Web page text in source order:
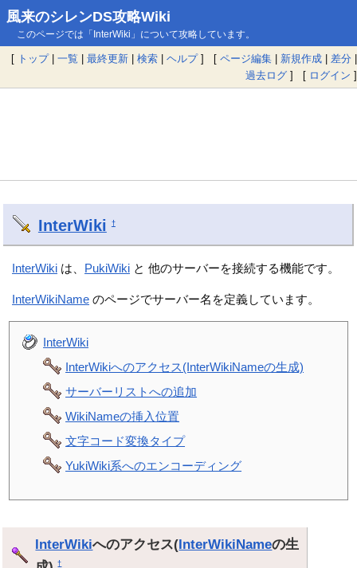
風来のシレンDS攻略Wiki
このページでは「InterWiki」について攻略しています。
[ トップ| 一覧 | 最終更新 | 検索 | ヘルプ] [ ページ編集 | 新規作成 | 差分 |
過去ログ ] [ ログイン ]
InterWiki †
InterWiki は、 PukiWiki と 他のサーバーを接続する機能です。
InterWikiName のページでサーバー名を定義しています。
InterWiki
InterWikiへのアクセス(InterWikiNameの生成)
サーバーリストへの追加
WikiNameの挿入位置
文字コード変換タイプ
YukiWiki系へのエンコーディング
InterWikiへのアクセス(InterWikiNameの生
†